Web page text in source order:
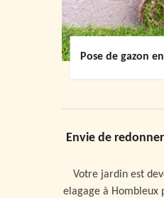
Pose de gazon
Envie de
Votre jardin est
elagage à Hombleux